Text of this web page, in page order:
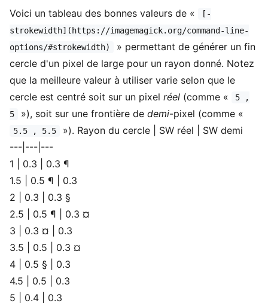
Voici un tableau des bonnes valeurs de «
[-
strokewidth](https://imagemagick.org/command-line-
options/#strokewidth)
» permettant de générer un fin
cercle d'un pixel de large pour un rayon donné. Notez
que la meilleure valeur à utiliser varie selon que le
cercle est centré soit sur un pixel réel (comme «
5 ,
5
»), soit sur une frontière de demi-pixel (comme «
5.5 , 5.5
»). Rayon du cercle | SW réel | SW demi
---|---|---
1 | 0.3 | 0.3 ¶
1.5 | 0.5 ¶ | 0.3
2 | 0.3 | 0.3 §
2.5 | 0.5 ¶ | 0.3 ¤
3 | 0.3 ¤ | 0.3
3.5 | 0.5 | 0.3 ¤
4 | 0.5 § | 0.3
4.5 | 0.5 | 0.3
5 | 0.4 | 0.3